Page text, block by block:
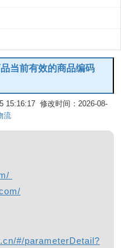
当前有效的商品编码
15:16:17 修改时间：2026-08-
流
#/parameterDetail?